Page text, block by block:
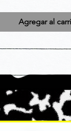
Agregar al